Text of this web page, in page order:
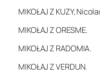
MIKOŁAJ Z KUZY,
MIKOŁAJ Z ORESME.
MIKOŁAJ Z RADOMIA.
MIKOŁAJ Z VERDUN.